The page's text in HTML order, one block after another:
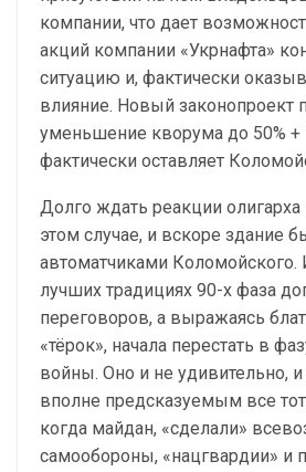
компании, что дает
акций компании «Укрнафта»
ситуацию и, фактически
влияние. Новый законопроект
уменьшение кворума до 50% +
фактически оставляет
Долго ждать реакции
этом случае, и вскоре здание
автоматчиками Коломойского.
лучших традициях 90-х фаза
переговоров, а выражаясь
«тёрок», начала перестать в
войны. Оно и не удивительно,
вполне предсказуемым все
когда майдан, «сделали»
самообороны, «нацгвардии» и